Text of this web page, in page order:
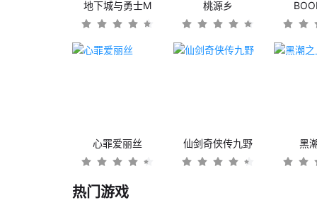
地下城与勇士M 桃源乡
心罪爱丽丝 仙剑奇侠传九野 黑
热门游戏